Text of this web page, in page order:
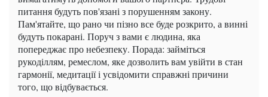
питання будуть пов'язані з порушенням закону.
Пам'ятайте, що рано чи пізно все буде розкрито, а винні
будуть покарані. Поруч з вами є людина, яка
попереджає про небезпеку. Порада: займіться
рукоділлям, ремеслом, яке дозволить вам увійти в стан
гармонії, медитації і усвідомити справжні причини
того, що відбувається.